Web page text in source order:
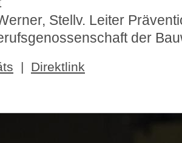
Stellv. Leiter
der
| Direktlink